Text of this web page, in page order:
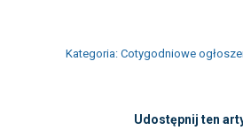
Kategoria: Cotygodniowe
Udostępnij ten